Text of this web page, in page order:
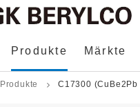
Produkte Märkte
Produkte C17300